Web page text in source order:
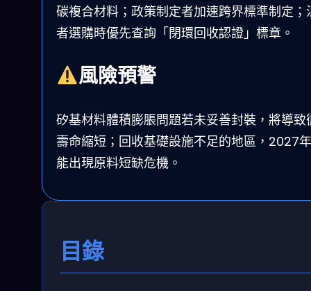
碳複合材料；政策制定者加速跨界標準制定；
者選購時優先查詢「閉環回收認證」標章。
風險預警
矽基材料體積膨脹問題若未妥善封裝，將導致
壽命縮短；回收基礎設施不足的地區，2027
能出現原料短缺危機。
目錄